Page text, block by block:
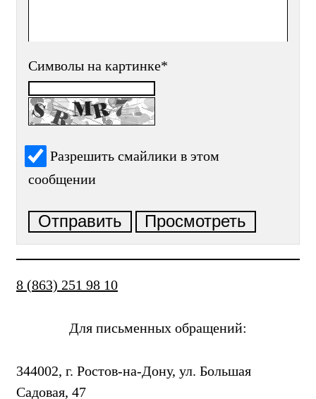
Символы на картинке*
Разрешить смайлики в этом
сообщении
8 (863) 251 98 10
Для письменных обращений:
344002, г. Ростов-на-Дону, ул. Большая
Садовая, 47